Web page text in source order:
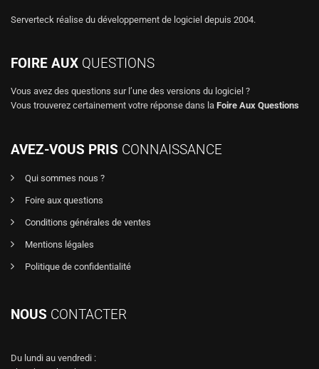
Serverteck réalise du développement de logiciel depuis 2004.
FOIRE AUX QUESTIONS
Vous avez des questions sur l’une des versions du logiciel ?
Vous trouverez certainement votre réponse dans la Foire Aux Questions
AVEZ-VOUS PRIS CONNAISSANCE
Qui sommes nous ?
Foire aux questions
Conditions générales de ventes
Mentions légales
Politique de confidentialité
NOUS CONTACTER
Du lundi au vendredi :